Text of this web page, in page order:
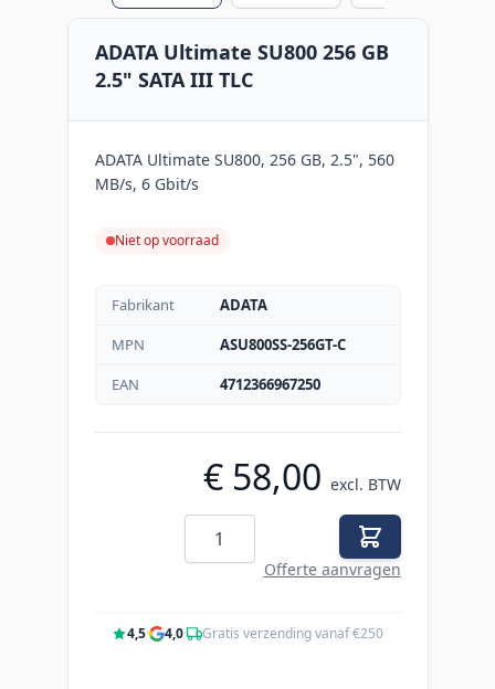
ADATA Ultimate SU800 256 GB
2.5" SATA III TLC
ADATA Ultimate SU800, 256 GB, 2.5", 560
MB/s, 6 Gbit/s
Niet op voorraad
Fabrikant
ADATA
MPN
ASU800SS-256GT-C
EAN
4712366967250
€ 58,00 excl. BTW
Aantal
Offerte aanvragen
4,5· 4,0· Gratis verzending vanaf €250